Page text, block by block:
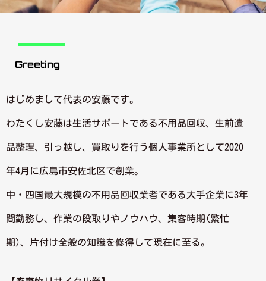
Greeting
はじめまして代表の安藤です。
わたくし安藤は生活サポートである不用品回収、生前遺
品整理、引っ越し、買取りを行う個人事業所として2020
年4月に広島市安佐北区で創業。
中・四国最大規模の不用品回収業者である大手企業に3年
間勤務し、作業の段取りやノウハウ、集客時期(繁忙
期)、片付け全般の知識を修得して現在に至る。